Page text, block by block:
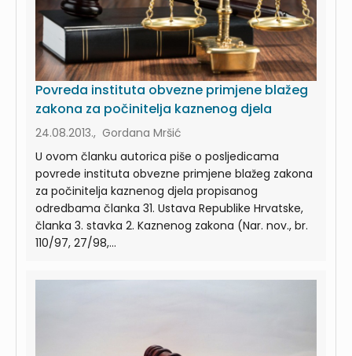
Povreda instituta obvezne primjene blažeg
zakona za počinitelja kaznenog djela
24.08.2013., Gordana Mršić
U ovom članku autorica piše o posljedicama
povrede instituta obvezne primjene blažeg zakona
za počinitelja kaznenog djela propisanog
odredbama članka 31. Ustava Republike Hrvatske,
članka 3. stavka 2. Kaznenog zakona (Nar. nov., br.
110/97, 27/98,...